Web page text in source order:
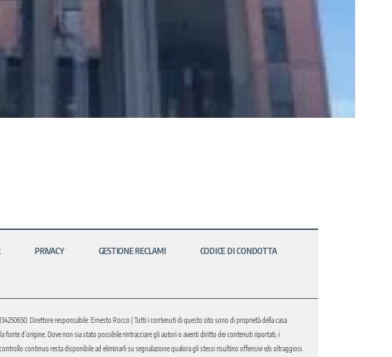
PRIVACY GESTIONE RECLAMI CODICE DI CONDOTTA
Direttore responsabile: Ernesto Rocco | Tutti i contenuti di questo sito sono di proprietà della casa
fonte d’origine. Dove non sia stato possibile rintracciare gli autori o aventi diritto dei contenuti riportati, i
continuo resta disponibile ad eliminarli su segnalazione qualora gli stessi risultino offensivi e/o oltraggiosi.